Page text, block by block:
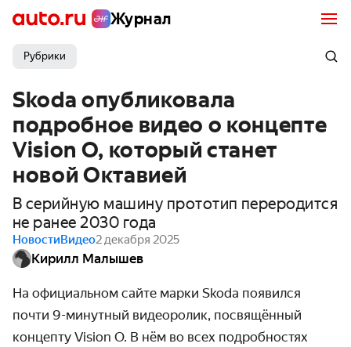
Журнал
Рубрики
Skoda опубликовала
подробное видео о концепте
Vision O, который станет
новой Октавией
В серийную машину прототип переродится
не ранее 2030 года
НовостиВидео2 декабря 2025
Кирилл Малышев
На официальном сайте марки Skoda появился
почти 9-минутный видеоролик, посвящённый
концепту Vision O. В нём во всех подробностях